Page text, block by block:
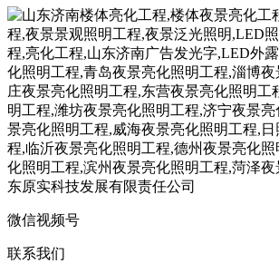
微信视频号
联系我们